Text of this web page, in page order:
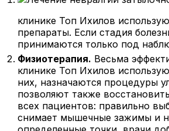
клинике Топ Ихилов
препараты. Если стадия
принимаются только под
Физиотерапия. Весьма
клинике Топ Ихилов
них, назначаются процедуры
позволяют также
всех пациентов: правильно
снимает мышечные зажимы и